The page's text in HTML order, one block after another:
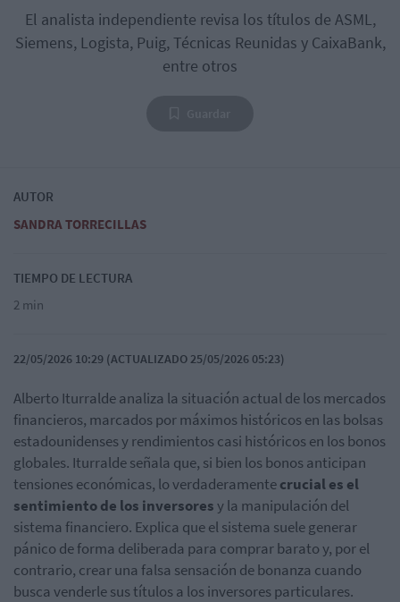
El analista independiente revisa los títulos de ASML,
Siemens, Logista, Puig, Técnicas Reunidas y CaixaBank,
entre otros
AUTOR
SANDRA TORRECILLAS
TIEMPO DE LECTURA
2 min
22/05/2026 10:29 (ACTUALIZADO 25/05/2026 05:23)
Alberto Iturralde analiza la situación actual de los mercados
financieros, marcados por máximos históricos en las bolsas
estadounidenses y rendimientos casi históricos en los bonos
globales. Iturralde señala que, si bien los bonos anticipan
tensiones económicas, lo verdaderamentecrucial es el
sentimiento de los inversoresy la manipulación del
sistema financiero. Explica que el sistema suele generar
pánico de forma deliberada para comprar barato y, por el
contrario, crear una falsa sensación de bonanza cuando
busca venderle sus títulos a los inversores particulares.